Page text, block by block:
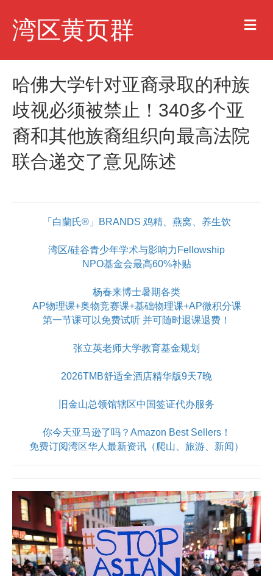
湾区黄页群 M
e
u
哈佛大学针对亚裔录取的种族
歧视必须被禁止！340多个亚
裔和其他族裔组织向最高法院
联合递交了意见陈述
「白蘭氏®」BRANDS 鸡精、燕窝、养生饮
湾区/硅谷青少年学术与影响力Fellowship
NPO基金会最高60%补贴
杨春来博士暑期各类
AP物理课+奥物竞赛课+基础物理课+AP微积分课
第一节课可以免费试听 并可随时退课退费！
张立英老师大学教育基金规划
2026TMB舒适全酒店精华版9天7晚
旧金山总领馆辖区中国签证代办服务
你今天亚马逊了吗？Amazon Best Sellers！
免费订阅湾区华人最新资讯（爬山、旅游、新闻）